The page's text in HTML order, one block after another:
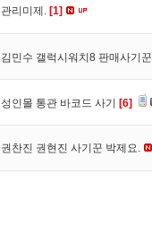
관리미제. [1]
김민수 갤럭시워치8 판매사기꾼
성인몰 통관 바코드 사기 [6]
권찬진 권현진 사기꾼 박제요.